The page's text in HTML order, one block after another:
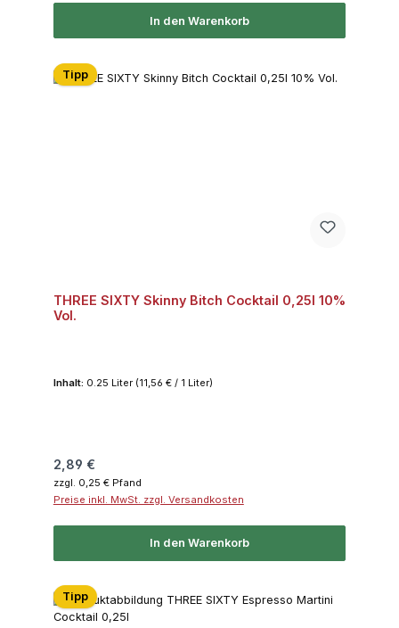
In den Warenkorb
Tipp
THREE SIXTY Skinny Bitch Cocktail 0,25l 10%
Vol.
Inhalt: 0.25 Liter (11,56 € / 1 Liter)
Regulärer Preis:
2,89 €
zzgl. 0,25 € Pfand
Preise inkl. MwSt. zzgl. Versandkosten
In den Warenkorb
Tipp